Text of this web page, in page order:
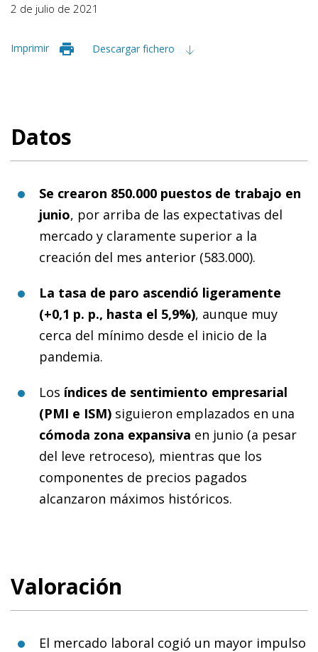
2 de julio de 2021
Imprimir Descargar fichero
Datos
Se crearon 850.000 puestos de trabajo en
junio, por arriba de las expectativas del
mercado y claramente superior a la
creación del mes anterior (583.000).
La tasa de paro ascendió ligeramente
(+0,1 p. p., hasta el 5,9%), aunque muy
cerca del mínimo desde el inicio de la
pandemia.
Los índices de sentimiento empresarial
(PMI e ISM) siguieron emplazados en una
cómoda zona expansiva en junio (a pesar
del leve retroceso), mientras que los
componentes de precios pagados
alcanzaron máximos históricos.
Valoración
El mercado laboral cogió un mayor impulso